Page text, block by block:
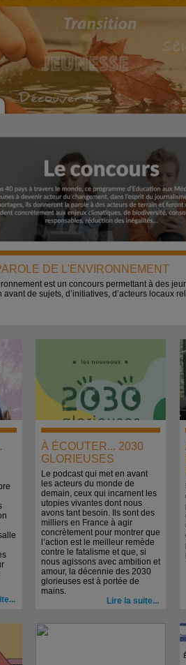
DE L'ENVIRONNEMENT
est un concours permettant à des
avant de sujets, d’initiatives, d’acteurs locaux
À ÉCOUTER... 2030
GLORIEUSES
Le podcast qui met en avant
les acteurs du monde de
demain, ceux qui incarnent les
utopies vivantes dont nous
avons tant besoin. Ils sont des
milliers en France à agir
concrètement pour montrer que
l’action est le meilleur remède
contre le fatalisme et que, si
nous agissons avec ambition et
amour, la décennie des 2030
glorieuses est à portée de
mains.
Lire la suite...